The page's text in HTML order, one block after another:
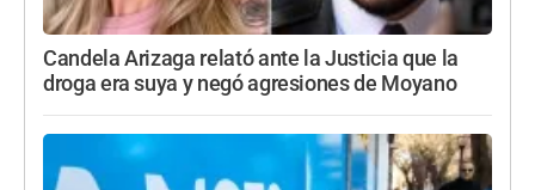
Candela Arizaga relató ante la Justicia que la
droga era suya y negó agresiones de Moyano